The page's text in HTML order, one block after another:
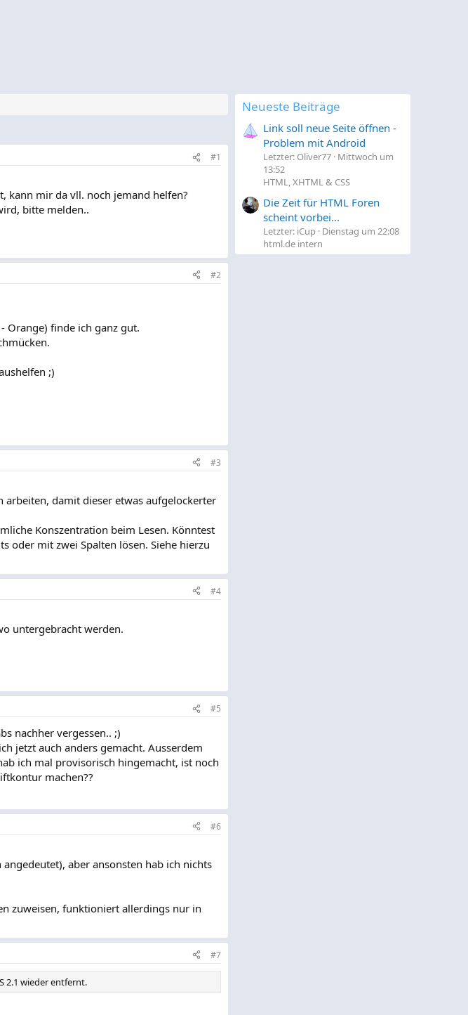
#1
kann mir da vll. noch jemand helfen?
bitte melden..
#2
Orange) finde ich ganz gut.
;)
#3
damit dieser etwas aufgelockerter
Konszentration beim Lesen. Könntest
oder mit zwei Spalten lösen. Siehe hierzu
#4
untergebracht werden.
#5
nachher vergessen.. ;)
jetzt auch anders gemacht. Ausserdem
ich mal provisorisch hingemacht, ist noch
machen??
#6
aber ansonsten hab ich nichts
zuweisen, funktioniert allerdings nur in
#7
2.1 wieder entfernt.
Neueste Beiträge
Link soll neue Seite öffnen -
Problem mit Android
Letzter: Oliver77 Mittwoch um
13:52
HTML, XHTML & CSS
Die Zeit für HTML Foren
scheint vorbei...
Letzter: iCup Dienstag um 22:08
html.de intern